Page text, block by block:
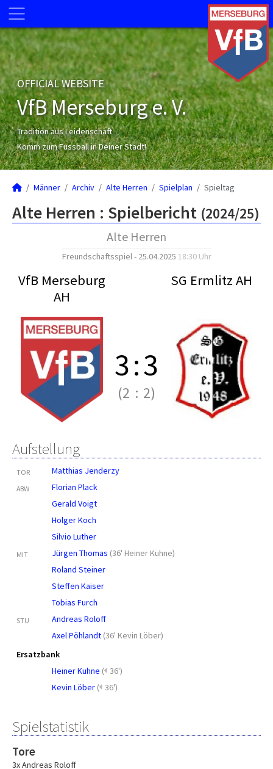
OFFICIAL WEBSITE
VfB Merseburg e. V.
Tradition aus Leidenschaft
Komm zum Fussball in Deiner Stadt!
Männer Archiv Alte Herren Spielplan Spieltag
Alte Herren : Spielbericht (2024/25)
Alte Herren
Freundschaftsspiel - 25.04.2025 18:30 Uhr
VfB Merseburg
AH
SG Ermlitz AH
3:3
(2 : 2)
Aufstellung
TOR Matthias Jenderzy
ABW
Florian Plack
Gerald Voigt
Holger Koch
Silvio Luther
MIT Jürgen Thomas (36' Heiner Kuhne)
Roland Steiner
Steffen Kaiser
Tobias Furch
STU
Andreas Roloff
Axel Pöhlandt (36' Kevin Löber)
Ersatzbank
Heiner Kuhne ( 36')
Kevin Löber ( 36')
Spielstatistik
Tore
3x Andreas Roloff